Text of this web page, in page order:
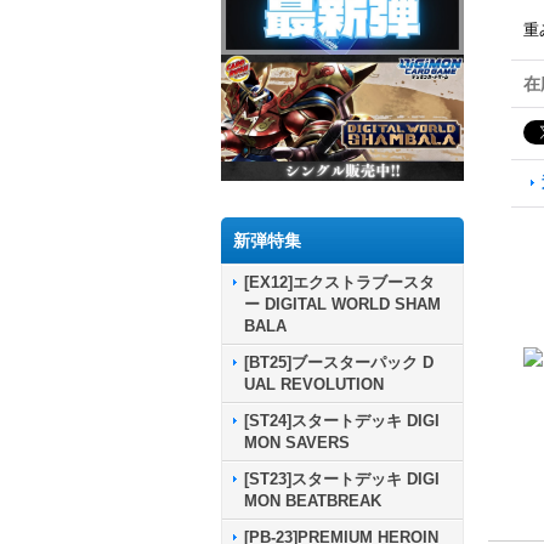
新弾特集
[EX12]エクストラブースタ
ー DIGITAL WORLD SHAM
BALA
[BT25]ブースターパック D
UAL REVOLUTION
[ST24]スタートデッキ DIGI
MON SAVERS
[ST23]スタートデッキ DIGI
MON BEATBREAK
[PB-23]PREMIUM HEROIN
重
在